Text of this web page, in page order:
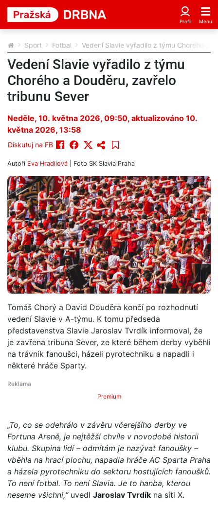
Sport Fotbal Vedení Slavie vyřadilo z týmu Chorého a
Vedení Slavie vyřadilo z týmu
Chorého a Douděru, zavřelo
tribunu Sever
Neděle, 10. května 2026, 09:50, aktualizováno 10.
května 2026, 13:58
Diskutuj na FB
Autoři Eva Hradilová | Foto SK Slavia Praha
Tomáš Chorý a David Douděra končí po rozhodnutí
vedení Slavie v A-týmu. K tomu předseda
představenstva Slavie Jaroslav Tvrdík informoval, že
je zavřena tribuna Sever, ze které během derby vyběhli
na trávník fanoušci, házeli pyrotechniku a napadli i
některé hráče Sparty.
Premium
„To, co se odehrálo v závěru včerejšího derby ve
Fortuna Areně, je nejtěžší chvíle v novodobé historii
klubu. Skupina lidí – odmítám je nazývat fanoušky –
vběhla na hrací plochu, napadla hráče AC Sparta Praha
a házela pyrotechniku do sektoru hostujících fanoušků.
To není fotbal. To není Slavia. Je to hanba, kterou
neseme všichni,“uvedl Jaroslav Tvrdík na síti X.